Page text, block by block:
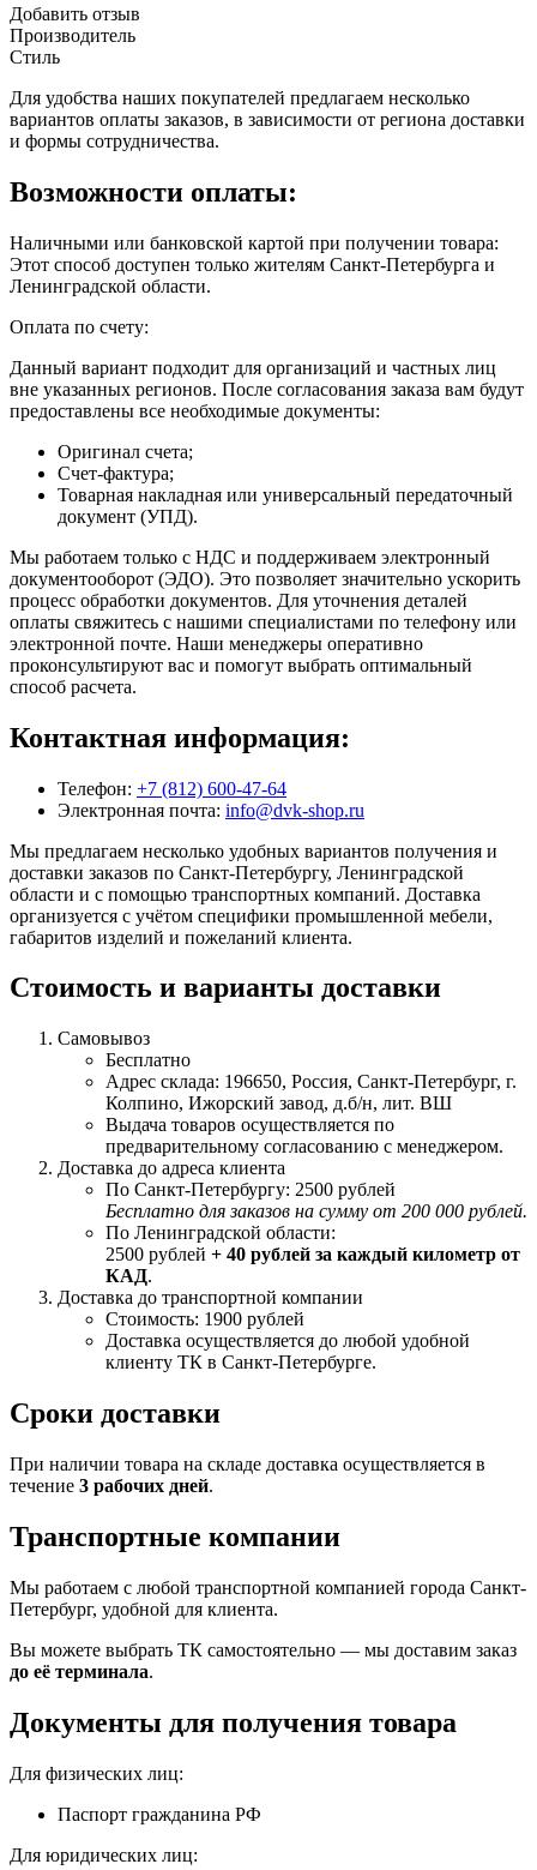
Добавить отзыв
Производитель
Стиль
Для удобства наших покупателей предлагаем несколько
вариантов оплаты заказов, в зависимости от региона доставки
и формы сотрудничества.
Возможности оплаты:
Наличными или банковской картой при получении товара:
Этот способ доступен только жителям Санкт-Петербурга и
Ленинградской области.
Оплата по счету:
Данный вариант подходит для организаций и частных лиц
вне указанных регионов. После согласования заказа вам будут
предоставлены все необходимые документы:
Оригинал счета;
Счет-фактура;
Товарная накладная или универсальный передаточный
документ (УПД).
Мы работаем только с НДС и поддерживаем электронный
документооборот (ЭДО). Это позволяет значительно ускорить
процесс обработки документов. Для уточнения деталей
оплаты свяжитесь с нашими специалистами по телефону или
электронной почте. Наши менеджеры оперативно
проконсультируют вас и помогут выбрать оптимальный
способ расчета.
Контактная информация:
Телефон: +7 (812) 600-47-64
Электронная почта: info@dvk-shop.ru
Мы предлагаем несколько удобных вариантов получения и
доставки заказов по Санкт-Петербургу, Ленинградской
области и с помощью транспортных компаний. Доставка
организуется с учётом специфики промышленной мебели,
габаритов изделий и пожеланий клиента.
Стоимость и варианты доставки
Самовывоз
Бесплатно
Адрес склада: 196650, Россия, Санкт-Петербург, г.
Колпино, Ижорский завод, д.б/н, лит. ВШ
Выдача товаров осуществляется по
предварительному согласованию с менеджером.
Доставка до адреса клиента
По Санкт-Петербургу: 2500 рублей
Бесплатно для заказов на сумму от 200 000 рублей.
По Ленинградской области:
2500 рублей + 40 рублей за каждый километр от
КАД.
Доставка до транспортной компании
Стоимость: 1900 рублей
Доставка осуществляется до любой удобной
клиенту ТК в Санкт-Петербурге.
Сроки доставки
При наличии товара на складе доставка осуществляется в
течение 3 рабочих дней.
Транспортные компании
Мы работаем с любой транспортной компанией города Санкт-
Петербург, удобной для клиента.
Вы можете выбрать ТК самостоятельно — мы доставим заказ
до её терминала.
Документы для получения товара
Для физических лиц:
Паспорт гражданина РФ
Для юридических лиц: